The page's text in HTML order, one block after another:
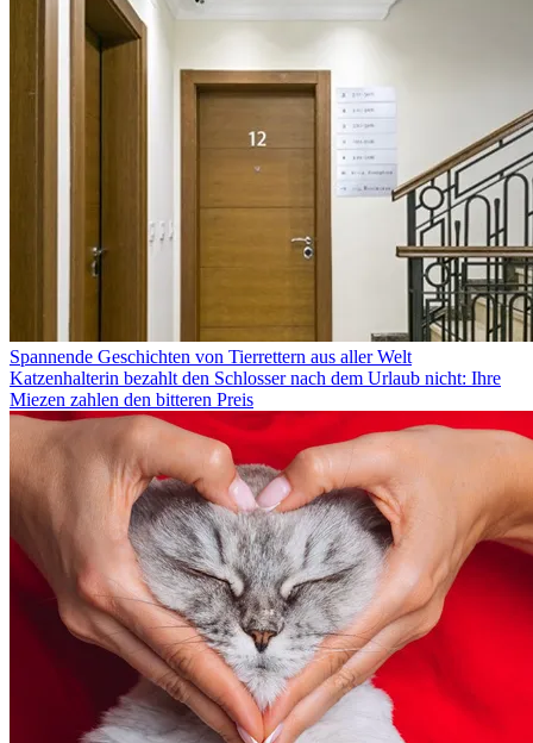
Spannende Geschichten von Tierrettern aus aller Welt
Katzenhalterin bezahlt den Schlosser nach dem Urlaub nicht: Ihre
Miezen zahlen den bitteren Preis